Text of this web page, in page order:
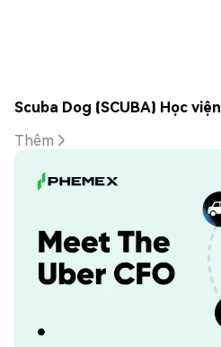
Scuba Dog (SCUBA) Học viện
Thêm